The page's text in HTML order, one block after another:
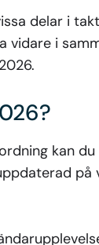
delar i
vidare i
kan
på